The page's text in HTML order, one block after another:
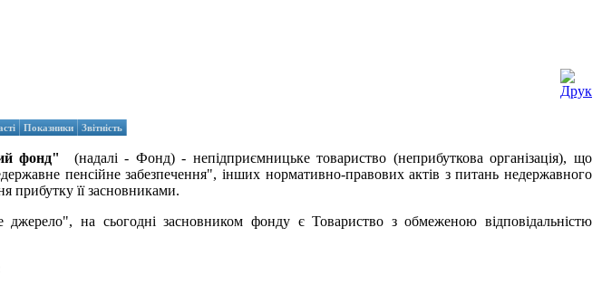
Показники Звітність
фонд"
(надалі - Фонд) - непідприємницьке товариство (неприбуткова організація), що
пенсійне забезпечення", інших нормативно-правових актів з питань недержавного
прибутку її засновниками.
на сьогодні засновником фонду є Товариство з обмеженою відповідальністю